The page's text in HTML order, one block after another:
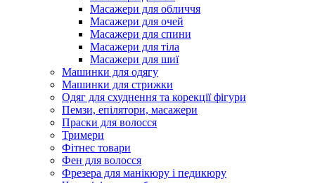
Масажери для обличчя
Масажери для очей
Масажери для спини
Масажери для тіла
Масажери для шиї
Машинки для одягу
Машинки для стрижки
Одяг для схуднення та корекції фігури
Пемзи, епілятори, масажери
Праски для волосся
Тримери
Фітнес товари
Фен для волосся
Фрезера для манікюру і педикюру